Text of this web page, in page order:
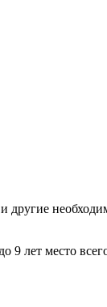
и другие
9 лет место